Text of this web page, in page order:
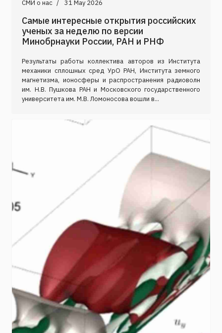
СМИ о нас 31 May 2026
Cамые интересные открытия российских
ученых за неделю по версии
Минобрнауки России, РАН и РНФ
Результаты работы коллектива авторов из Института
механики сплошных сред УрО РАН, Института земного
магнетизма, ионосферы и распространения радиоволн
им. Н.В. Пушкова РАН и Московского государственного
университета им. М.В. Ломоносова вошли в...